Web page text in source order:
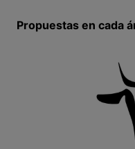
Propuestas en cada